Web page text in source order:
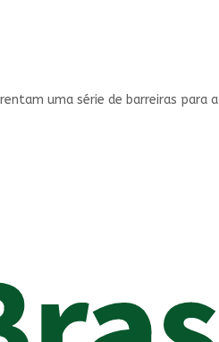
uma série de barreiras para